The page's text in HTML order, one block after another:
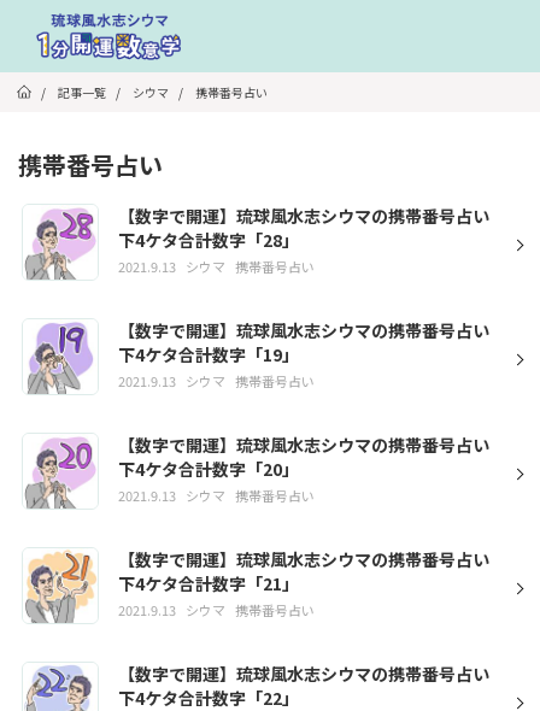
/ 記事一覧 / シウマ / 携帯番号占い
携帯番号占い
【数字で開運】琉球風水志シウマの携帯番号占い
下4ケタ合計数字「28」
2021.9.13 シウマ 携帯番号占い
【数字で開運】琉球風水志シウマの携帯番号占い
下4ケタ合計数字「19」
2021.9.13 シウマ 携帯番号占い
【数字で開運】琉球風水志シウマの携帯番号占い
下4ケタ合計数字「20」
2021.9.13 シウマ 携帯番号占い
【数字で開運】琉球風水志シウマの携帯番号占い
下4ケタ合計数字「21」
2021.9.13 シウマ 携帯番号占い
【数字で開運】琉球風水志シウマの携帯番号占い
下4ケタ合計数字「22」